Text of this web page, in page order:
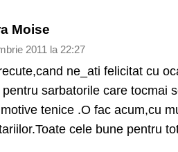
Moise
2011 la 22:27
ne_ati felicitat cu
pentru sarbatorile care tocmai
tenice .O fac acum,cu
cele bune pentru